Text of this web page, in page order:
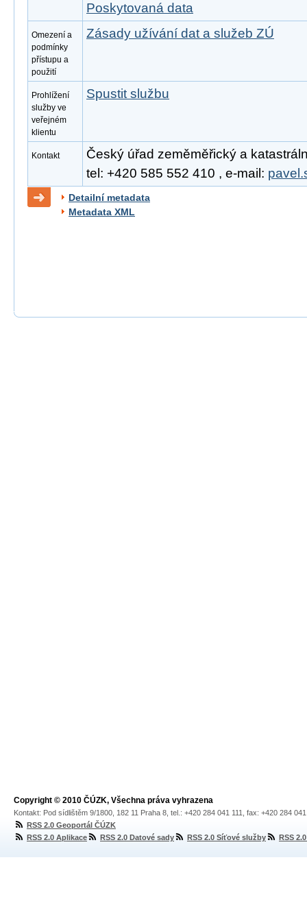
Poskytovaná data
Omezení a
podmínky
přístupu a
použití
Zásady užívání dat a služeb ZÚ
Prohlížení
služby ve
veřejném
klientu
Spustit službu
Kontakt
Český úřad zeměměřický a
tel: +420 585 552 410 , e-mail:
Detailní metadata
Metadata XML
Copyright © 2010 ČÚZK, Všechna práva vyhrazena
Kontakt: Pod sídlištěm 9/1800, 182 11 Praha 8, tel.: +420 284 041 111, fax: +420 284
RSS 2.0 Geoportál ČÚZK
RSS 2.0 Aplikace
RSS 2.0 Datové sady RSS 2.0 Síťové služby RSS